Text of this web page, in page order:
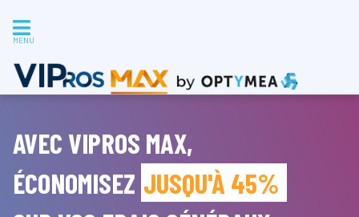
MENU
AVEC VIPROS MAX,
ÉCONOMISEZ JUSQU'À 45%